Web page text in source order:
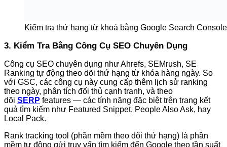
Kiểm tra thứ hạng từ khoá bằng Google Search Console
3. Kiểm Tra Bằng Công Cụ SEO Chuyên Dụng
Công cụ SEO chuyên dụng như Ahrefs, SEMrush, SE
Ranking tự động theo dõi thứ hạng từ khóa hàng ngày. So
với GSC, các công cụ này cung cấp thêm lịch sử ranking
theo ngày, phân tích đối thủ cạnh tranh, và theo
dõi SERP features — các tính năng đặc biệt trên trang kết
quả tìm kiếm như Featured Snippet, People Also Ask, hay
Local Pack.
Rank tracking tool (phần mềm theo dõi thứ hạng) là phần
mềm tự động gửi truy vấn tìm kiếm đến Google theo tần suất